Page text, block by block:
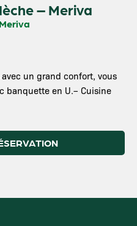
– Meriva
un grand confort, vous
banquette en U.– Cuisine